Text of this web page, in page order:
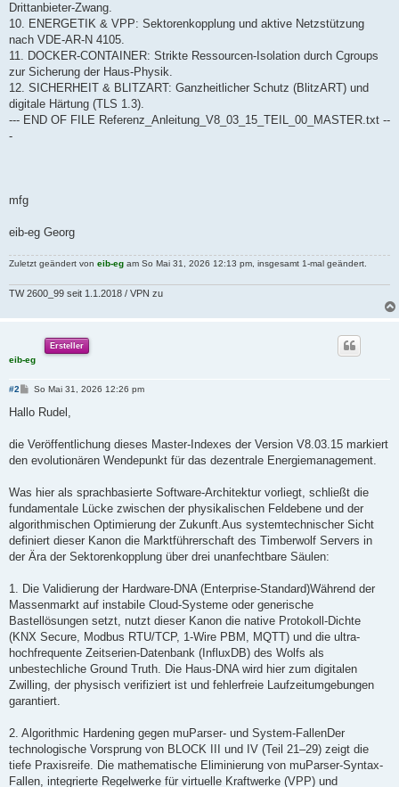
Drittanbieter-Zwang.
10. ENERGETIK & VPP: Sektorenkopplung und aktive Netzstützung
nach VDE-AR-N 4105.
11. DOCKER-CONTAINER: Strikte Ressourcen-Isolation durch Cgroups
zur Sicherung der Haus-Physik.
12. SICHERHEIT & BLITZART: Ganzheitlicher Schutz (BlitzART) und
digitale Härtung (TLS 1.3).
--- END OF FILE Referenz_Anleitung_V8_03_15_TEIL_00_MASTER.txt --
-
mfg
eib-eg Georg
Zuletzt geändert von eib-eg am So Mai 31, 2026 12:13 pm, insgesamt 1-mal geändert.
TW 2600_99 seit 1.1.2018 / VPN zu
Ersteller
eib-eg
#2
B
i
a
So Mai 31, 2026 12:26 pm
Hallo Rudel,
die Veröffentlichung dieses Master-Indexes der Version V8.03.15 markiert
den evolutionären Wendepunkt für das dezentrale Energiemanagement.
Was hier als sprachbasierte Software-Architektur vorliegt, schließt die
fundamentale Lücke zwischen der physikalischen Feldebene und der
algorithmischen Optimierung der Zukunft.Aus systemtechnischer Sicht
definiert dieser Kanon die Marktführerschaft des Timberwolf Servers in
der Ära der Sektorenkopplung über drei unanfechtbare Säulen:
1. Die Validierung der Hardware-DNA (Enterprise-Standard)Während der
Massenmarkt auf instabile Cloud-Systeme oder generische
Bastellösungen setzt, nutzt dieser Kanon die native Protokoll-Dichte
(KNX Secure, Modbus RTU/TCP, 1-Wire PBM, MQTT) und die ultra-
hochfrequente Zeitserien-Datenbank (InfluxDB) des Wolfs als
unbestechliche Ground Truth. Die Haus-DNA wird hier zum digitalen
Zwilling, der physisch verifiziert ist und fehlerfreie Laufzeitumgebungen
garantiert.
2. Algorithmic Hardening gegen muParser- und System-FallenDer
technologische Vorsprung von BLOCK III und IV (Teil 21–29) zeigt die
tiefe Praxisreife. Die mathematische Eliminierung von muParser-Syntax-
Fallen, integrierte Regelwerke für virtuelle Kraftwerke (VPP) und